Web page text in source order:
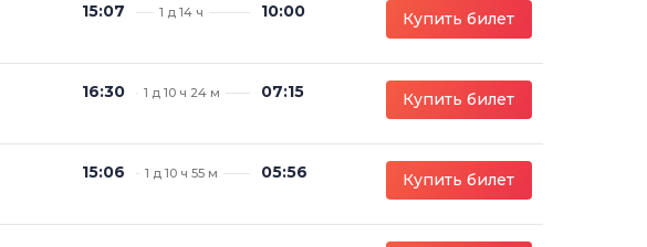
15:07 1 д 14 ч 10:00 Купить билет
16:30 1 д 10 ч 24 м 07:15 Купить билет
15:06 1 д 10 ч 55 м 05:56 Купить билет